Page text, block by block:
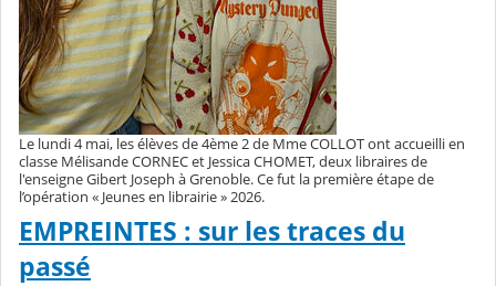
Le lundi 4 mai, les élèves de 4ème 2 de Mme COLLOT ont accueilli en
classe Mélisande CORNEC et Jessica CHOMET, deux libraires de
l'enseigne Gibert Joseph à Grenoble. Ce fut la première étape de
l’opération « Jeunes en librairie » 2026.
EMPREINTES : sur les traces du
passé